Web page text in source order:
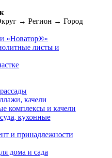
→ Регион → Город
«Новатор®»
листы и
качели
комплексы и качели
кухонные
и принадлежности
дома и сада